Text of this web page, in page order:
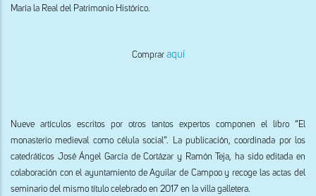
María la Real del Patrimonio Histórico.
Comprar aquí
Nueve artículos escritos por otros tantos expertos componen el libro “El
monasterio medieval como célula social”. La publicación, coordinada por los
catedráticos José Ángel García de Cortázar y Ramón Teja, ha sido editada en
colaboración con el ayuntamiento de Aguilar de Campoo y recoge las actas del
seminario del mismo título celebrado en 2017 en la villa galletera.